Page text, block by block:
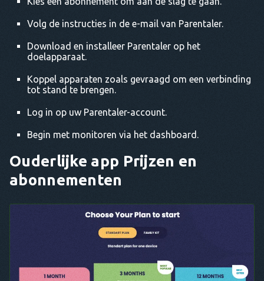
Volg de instructies in de e-mail van Parentaler.
Download en installeer Parentaler op het
doelapparaat.
Koppel apparaten zoals gevraagd om een verbinding
tot stand te brengen.
Log in op uw Parentaler-account.
Begin met monitoren via het dashboard.
Ouderlijke app Prijzen en
abonnementen